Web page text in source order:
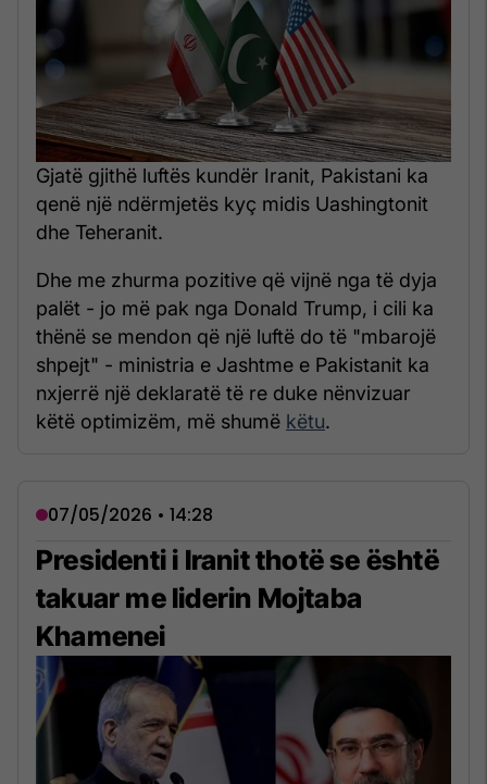
Gjatë gjithë luftës kundër Iranit, Pakistani ka
qenë një ndërmjetës kyç midis Uashingtonit
dhe Teheranit.
Dhe me zhurma pozitive që vijnë nga të dyja
palët - jo më pak nga Donald Trump, i cili ka
thënë se mendon që një luftë do të "mbarojë
shpejt" - ministria e Jashtme e Pakistanit ka
nxjerrë një deklaratë të re duke nënvizuar
këtë optimizëm, më shumë këtu.
07/05/2026 • 14:28
Presidenti i Iranit thotë se është
takuar me liderin Mojtaba
Khamenei